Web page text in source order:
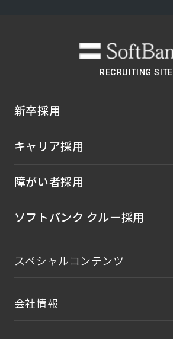
RECRUITING SITE
新卒採用
キャリア採用
障がい者採用
ソフトバンク クルー採用
スペシャルコンテンツ
会社情報